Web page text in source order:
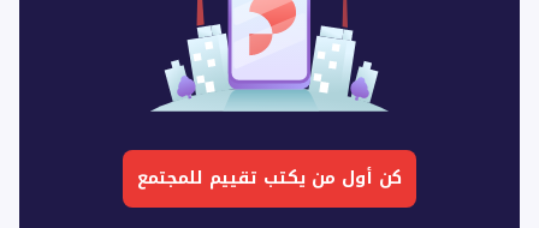
كن أول من يكتب تقييم للمجتمع